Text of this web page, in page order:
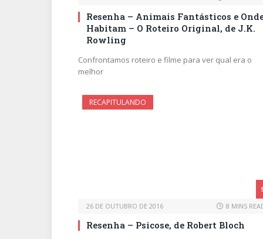
Resenha – Animais Fantásticos e
Habitam – O Roteiro Original, de J.K.
Rowling
Confrontamos roteiro e filme para ver qual era o
melhor
RECAPITULANDO
26 DE OUTUBRO DE 2016 8 MINS
Resenha – Psicose, de Robert Bloch